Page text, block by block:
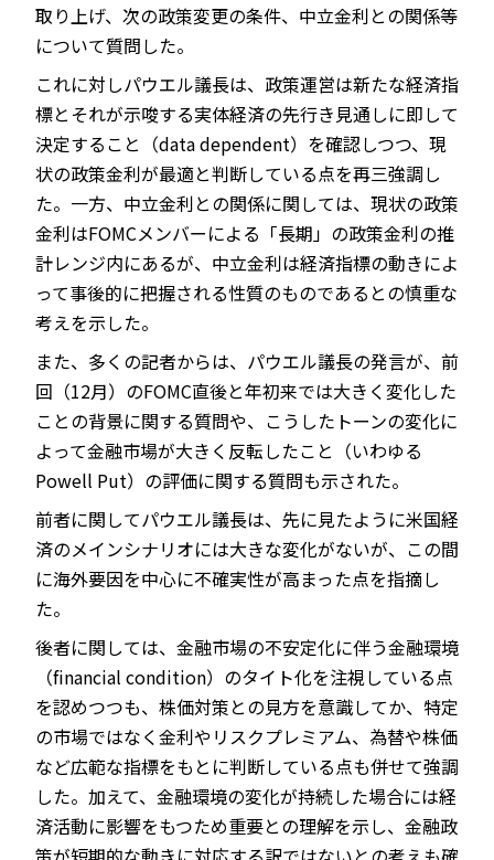
取り上げ、次の政策変更の条件、中立金利との関係等
について質問した。
これに対しパウエル議長は、政策運営は新たな経済指
標とそれが示唆する実体経済の先行き見通しに即して
決定すること（data dependent）を確認しつつ、現
状の政策金利が最適と判断している点を再三強調し
た。一方、中立金利との関係に関しては、現状の政策
金利はFOMCメンバーによる「長期」の政策金利の推
計レンジ内にあるが、中立金利は経済指標の動きによ
って事後的に把握される性質のものであるとの慎重な
考えを示した。
また、多くの記者からは、パウエル議長の発言が、前
回（12月）のFOMC直後と年初来では大きく変化した
ことの背景に関する質問や、こうしたトーンの変化に
よって金融市場が大きく反転したこと（いわゆる
Powell Put）の評価に関する質問も示された。
前者に関してパウエル議長は、先に見たように米国経
済のメインシナリオには大きな変化がないが、この間
に海外要因を中心に不確実性が高まった点を指摘し
た。
後者に関しては、金融市場の不安定化に伴う金融環境
（financial condition）のタイト化を注視している点
を認めつつも、株価対策との見方を意識してか、特定
の市場ではなく金利やリスクプレミアム、為替や株価
など広範な指標をもとに判断している点も併せて強調
した。加えて、金融環境の変化が持続した場合には経
済活動に影響をもつため重要との理解を示し、金融政